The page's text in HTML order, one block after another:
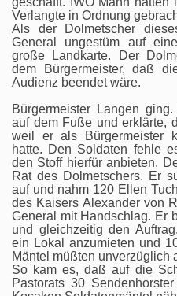
Verlangte in Ordnung
Als der Dolmetscher
General ungestüm auf
große Landkarte. Der
dem Bürgermeister, daß
Audienz beendet wäre.
Bürgermeister Langen
auf dem Fuße und erklärte,
weil er als Bürgermeister
hatte. Den Soldaten fehle
den Stoff hierfür anbieten.
Rat des Dolmetschers. Er
auf und nahm 120 Ellen
des Kaisers Alexander von
General mit Handschlag. Er
und gleichzeitig den
ein Lokal anzumieten und
Mäntel müßten unverzüglich
So kam es, daß auf die
Pastorats 30